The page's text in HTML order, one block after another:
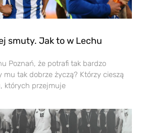
smuty. Jak to w Lechu
Poznań, że potrafi tak bardzo
tak dobrze życzą? Którzy cieszą
których przejmuje